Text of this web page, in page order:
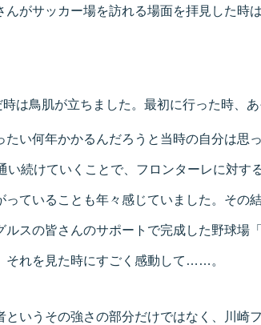
がサッカー場を訪れる場面を拝見した時
時は鳥肌が立ちました。最初に行った時、
い何年かかるんだろうと当時の自分は思
い続けていくことで、フロンターレに対す
っていることも年々感じていました。その
ルスの皆さんのサポートで完成した野球場
それを見た時にすごく感動して……。
いうその強さの部分だけではなく、川崎